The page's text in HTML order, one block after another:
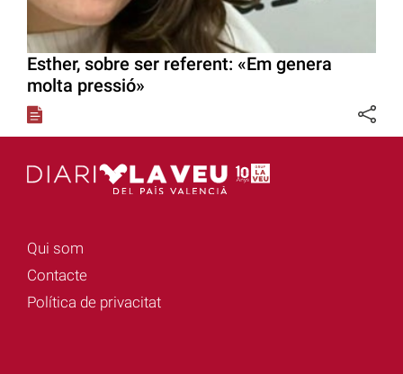
Esther, sobre ser referent: «Em genera
molta pressió»
Qui som
Contacte
Política de privacitat